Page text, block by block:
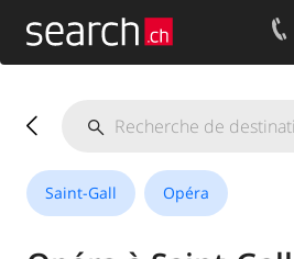
Saint-Gall Opéra
Centre clients
Mentions Légales